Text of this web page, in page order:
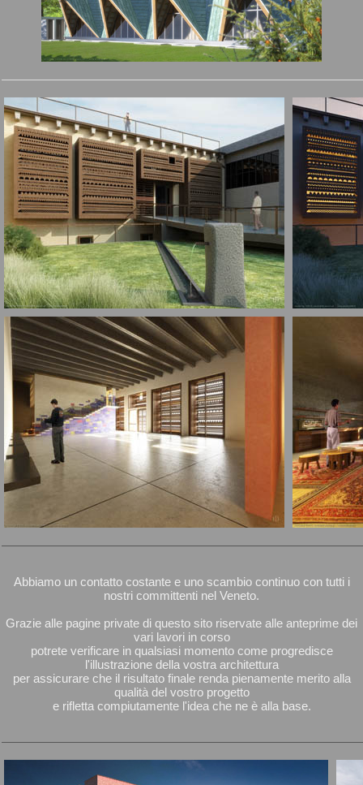
Abbiamo un contatto costante e uno scambio continuo con tutti i
nostri committenti nel Veneto.
Grazie alle pagine private di questo sito riservate alle anteprime dei
vari lavori in corso
potrete verificare in qualsiasi momento come progredisce
l'illustrazione della vostra architettura
per assicurare che il risultato finale renda pienamente merito alla
qualità del vostro progetto
e rifletta compiutamente l'idea che ne è alla base.